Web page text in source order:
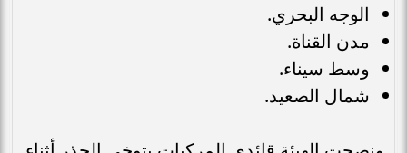
الوجه البحري.
مدن القناة.
وسط سيناء.
شمال الصعيد.